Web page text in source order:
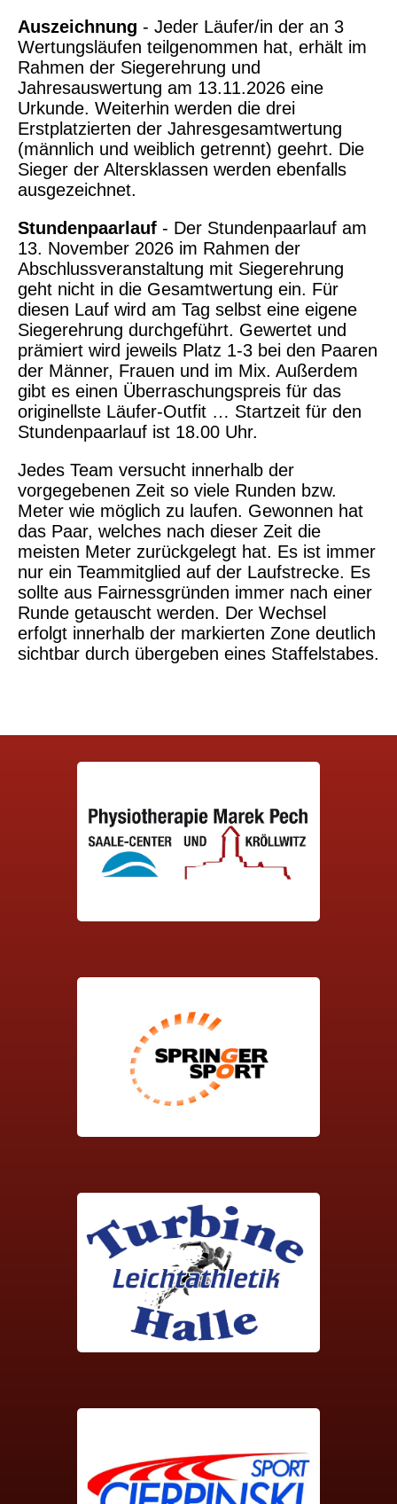
Auszeichnung - Jeder Läufer/in der an 3
Wertungsläufen teilgenommen hat, erhält im
Rahmen der Siegerehrung und
Jahresauswertung am 13.11.2026 eine
Urkunde. Weiterhin werden die drei
Erstplatzierten der Jahresgesamtwertung
(männlich und weiblich getrennt) geehrt. Die
Sieger der Altersklassen werden ebenfalls
ausgezeichnet.
Stundenpaarlauf - Der Stundenpaarlauf am
13. November 2026 im Rahmen der
Abschlussveranstaltung mit Siegerehrung
geht nicht in die Gesamtwertung ein. Für
diesen Lauf wird am Tag selbst eine eigene
Siegerehrung durchgeführt. Gewertet und
prämiert wird jeweils Platz 1-3 bei den Paaren
der Männer, Frauen und im Mix. Außerdem
gibt es einen Überraschungspreis für das
originellste Läufer-Outfit … Startzeit für den
Stundenpaarlauf ist 18.00 Uhr.
Jedes Team versucht innerhalb der
vorgegebenen Zeit so viele Runden bzw.
Meter wie möglich zu laufen. Gewonnen hat
das Paar, welches nach dieser Zeit die
meisten Meter zurückgelegt hat. Es ist immer
nur ein Teammitglied auf der Laufstrecke. Es
sollte aus Fairnessgründen immer nach einer
Runde getauscht werden. Der Wechsel
erfolgt innerhalb der markierten Zone deutlich
sichtbar durch übergeben eines Staffelstabes.